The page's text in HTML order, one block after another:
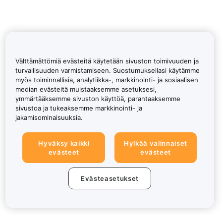
Välttämättömiä evästeitä käytetään sivuston toimivuuden ja
turvallisuuden varmistamiseen. Suostumuksellasi käytämme
myös toiminnallisia, analytiikka-, markkinointi- ja sosiaalisen
median evästeitä muistaaksemme asetuksesi,
ymmärtääksemme sivuston käyttöä, parantaaksemme
sivustoa ja tukeaksemme markkinointi- ja
jakamisominaisuuksia.
Hyväksy kaikki
evästeet
Hylkää valinnaiset
evästeet
Evästeasetukset